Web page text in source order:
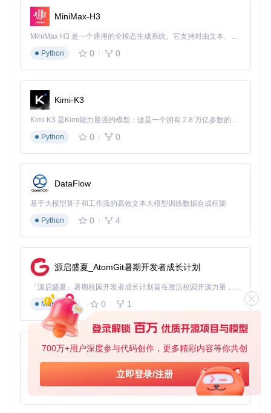
700万+用户深度参与代码创作，更多精彩内容等你共创
立即登录/注册
目标：获取完整的系统硬件信息，为后续配置提供数据基础
方法：在工具主界面点击"Select Hardware Report"按钮，Win
dows用户可直接导出报告，Linux/macOS用户需通过Window
s系统生成后导入
：检查报告状态显示"Hardware report loaded successful
ly"，确认ACPI目录和报告路径均验证通过
图2：硬件报告选择界面，支持自动导出和手动导入两种方
式，确保配置效率的基础数据准确
2. 执行兼容性智能分析
目标：评估硬件与macOS的兼容性，确定最佳系统版本
方法：工具自动分析硬件报告，显示CPU、GPU等关键组件的
兼容状态及推荐系统版本
验证：查看兼容性状态提示，确认"Hardware is Compatibl
e"绿色标识，记录支持的macOS版本范围
图3：硬件兼容性检查结果界面，清晰展示各组件兼容状态，
注意事项：若出现显卡不兼容提示（如NVIDIA独显），工
具会自动推荐使用集成显卡或提供替代驱动方案
3. 定制系统配置参数
：根据硬件特征生成优化的EFI配置
：在配置页面设置目标macOS版本，配置ACPI补丁、内
核扩展和SMBIOS型号等关键参数
验证
：确认各配置项均显示有效数值，如Audio Layout ID默认
设置为99，SMBIOS模型匹配推荐机型
图4：配置参数设置界面，提供直观的表单操作，简化复杂的E
FI参数配置
4. 生成并验证EFI文件
MiniMax-H3
MiniMax H3 是一个通用的全模态生成系统。它支持对由文本、图像、视频和音频组成的多模态上下文进行统一理解，并能生成分辨率高达 2K、时长可达 15 秒的带原生立体声音频的视频。得益于面向任务泛化的系统设计，H3 在预训练阶段就已具备广泛的多模态上下文理解与生成能力，能够出色地执行复杂的多模态指令。
Python
0 0
Kimi-K3
Kimi K3 是Kimi能力最强的模型：这是一个拥有 2.8 万亿参数的混合专家（MoE）模型，具备原生视觉理解能力，并支持 100 万 token 的上下文窗口。
Python
0 0
DataFlow
基于大模型算子和工作流的高效文本大模型训练数据合成框架
Python
0 4
源启盛夏_AtomGit暑期开发者成长计划
「源启盛夏」暑期校园开发者成长计划旨在激活校园开源力量，通过积分激励、认证扶持、资源倾斜等形式，引导高校组织和开发者完成「入驻 — 建项目 — 做贡献 — 获认证 — 得资源」的完整闭环。无论你是想带领社团入驻平台的组织者，还是希望用代码贡献证明自己的开发者，都能在这里找到属于你的成长路径。
Markdown
0 1
py-xiaozhi
基于Python的Xiaozhi AI，适用于想要完整Xiaozhi体验而无需拥有专用硬件的用户。
Python
0 1